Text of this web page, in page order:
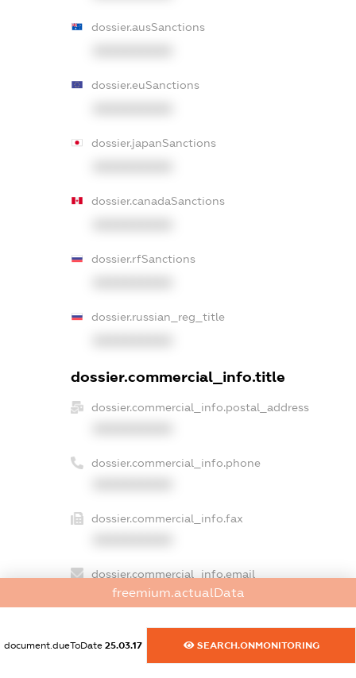
dossier.ausSanctions
dossier.euSanctions
dossier.japanSanctions
dossier.canadaSanctions
dossier.rfSanctions
dossier.russian_reg_title
dossier.commercial_info.title
dossier.commercial_info.postal_address
dossier.commercial_info.phone
dossier.commercial_info.fax
dossier.commercial_info.email
XXXXXXXXXX
dossier.commercial_info.website
XXXXXXXXXX
freemium.actualData
document.dueToDate 25.03.17 SEARCH.ONMONITORING